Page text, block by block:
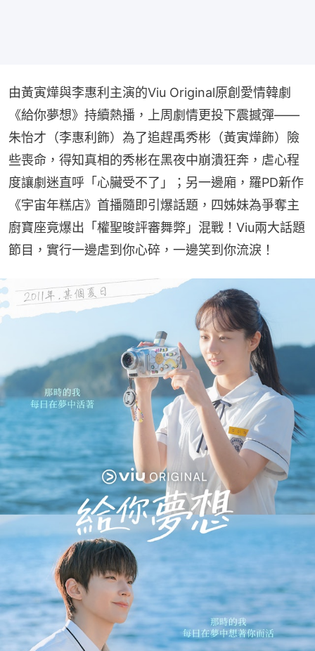
由黃寅燁與李惠利主演的Viu Original原創愛情韓劇
《給你夢想》持續熱播，上周劇情更投下震撼彈——
朱怡才（李惠利飾）為了追趕禹秀彬（黃寅燁飾）險
些喪命，得知真相的秀彬在黑夜中崩潰狂奔，虐心程
度讓劇迷直呼「心臟受不了」；另一邊廂，羅PD新作
《宇宙年糕店》首播隨即引爆話題，四姊妹為爭奪主
廚寶座竟爆出「權聖晙評審舞弊」混戰！Viu兩大話題
節目，實行一邊虐到你心碎，一邊笑到你流淚！